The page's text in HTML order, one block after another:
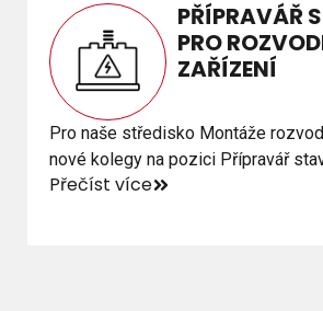
PŘÍPRAVÁŘ
PRO
ZAŘÍZENÍ
Pro naše středisko Montáže
nové kolegy na pozici Přípravář
Přečíst více
PŘÍPRAVÁŘ
PRO
ZAŘÍZENÍ
Pro naše středisko Montáže
nové kolegy na pozici Přípravář
Přečíst více